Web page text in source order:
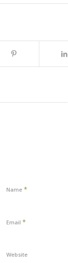
Name *
Email *
Website